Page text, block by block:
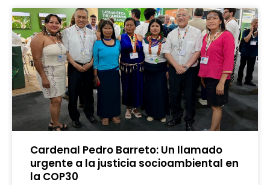
Cardenal Pedro Barreto: Un llamado
urgente a la justicia socioambiental en
la COP30